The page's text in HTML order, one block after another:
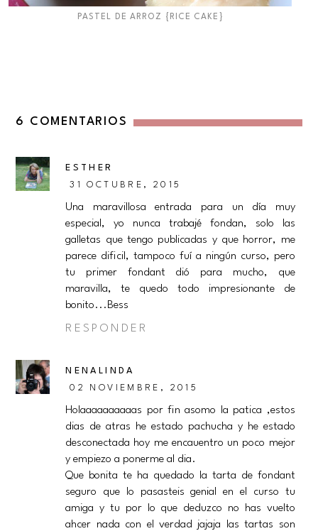
PASTEL DE ARROZ {RICE CAKE}
6 COMENTARIOS
ESTHER
31 OCTUBRE, 2015
Una maravillosa entrada para un día muy
especial, yo nunca trabajé fondan, solo las
galletas que tengo publicadas y que horror, me
parece dificil, tampoco fuí a ningún curso, pero
tu primer fondant dió para mucho, que
maravilla, te quedo todo impresionante de
bonito...Bess
RESPONDER
NENALINDA
02 NOVIEMBRE, 2015
Holaaaaaaaaaas por fin asomo la patica ,estos
dias de atras he estado pachucha y he estado
desconectada hoy me encauentro un poco mejor
y empiezo a ponerme al dia.
Que bonita te ha quedado la tarta de fondant
seguro que lo pasasteis genial en el curso tu
amiga y tu por lo que deduzco no has vuelto
ahcer nada con el verdad jajaja las tartas son